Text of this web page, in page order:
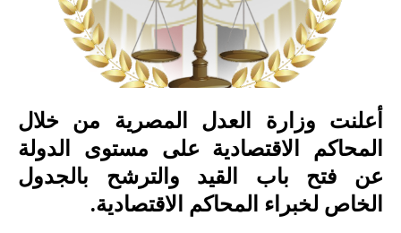
أعلنت وزارة العدل المصرية من خلال
المحاكم الاقتصادية على مستوى الدولة
عن فتح باب القيد والترشح بالجدول
الخاص لخبراء المحاكم الاقتصادية.